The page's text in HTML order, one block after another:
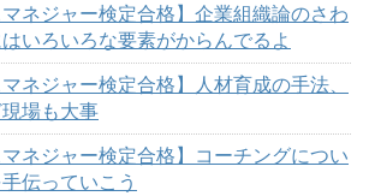
マネジャー検定合格】企業組織論のさわ
いろいろな要素がからんでるよ
ネジャー検定合格】人材育成の手法、
場も大事
マネジャー検定合格】コーチングについ
伝っていこう